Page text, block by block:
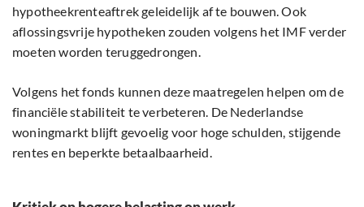
hypotheekrenteaftrek geleidelijk af te bouwen. Ook
aflossingsvrije hypotheken zouden volgens het IMF verder
moeten worden teruggedrongen.
Volgens het fonds kunnen deze maatregelen helpen om de
financiële stabiliteit te verbeteren. De Nederlandse
woningmarkt blijft gevoelig voor hoge schulden, stijgende
rentes en beperkte betaalbaarheid.